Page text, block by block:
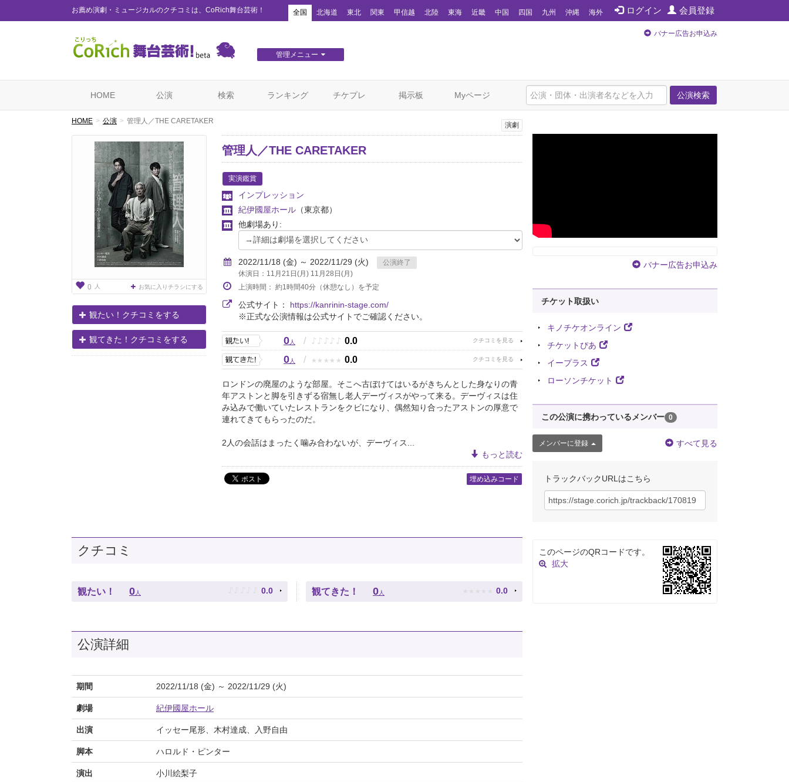
お薦め演劇・ミュージカルのクチコミは、CoRich舞台芸術！ ログイン 会員登録
全国 北海道 東北 関東 甲信越 北陸 東海 近畿 中国 四国 九州 沖縄 海外
管理メニュー
バナー広告お申込み
公演検索
HOME 公演 検索 ランキング チケプレ 掲示板 Myページ
HOME 公演 管理人／THE CARETAKER
0 人 お気に入りチラシにする
観たい！クチコミをする
観てきた！クチコミをする
演劇
管理人／THE CARETAKER
実演鑑賞
インプレッション
紀伊國屋ホール （東京都）
他劇場あり:
2022/11/18 (金) ～ 2022/11/29 (火)
公演終了
休演日：11月21日(月) 11月28日(月)
上演時間： 約1時間40分（休憩なし）を予定
公式サイト： https://kanrinin-stage.com/
※正式な公演情報は公式サイトでご確認ください。
0人 / ♪ ♪ ♪ ♪ ♪ 0.0
0人 / ★ ★ ★ ★ ★ 0.0
ロンドンの廃屋のような部屋。そこへ古ぼけてはいるがきちんとした身なりの青
年アストンと脚を引きずる宿無し老人デーヴィスがやって来る。デーヴィスは住
み込みで働いていたレストランをクビになり、偶然知り合ったアストンの厚意で
連れてきてもらったのだ。
2人の会話はまったく噛み合わないが、デーヴィス...
もっと読む
埋め込みコード
クチコミ
観たい！ 0 人 ♪ ♪ ♪ ♪ ♪ 0.0 観てきた！ 0 人 ★ ★ ★ ★ ★ 0.0
公演詳細
期間 2022/11/18 (金) ～ 2022/11/29 (火)
劇場 紀伊國屋ホール
出演 イッセー尾形、木村達成、入野自由
脚本 ハロルド・ピンター
演出 小川絵梨子
バナー広告お申込み
チケット取扱い
キノチケオンライン
チケットぴあ
イープラス
ローソンチケット
この公演に携わっているメンバー 0
メンバーに登録 すべて見る
トラックバックURLはこちら
このページのQRコードです。
拡大